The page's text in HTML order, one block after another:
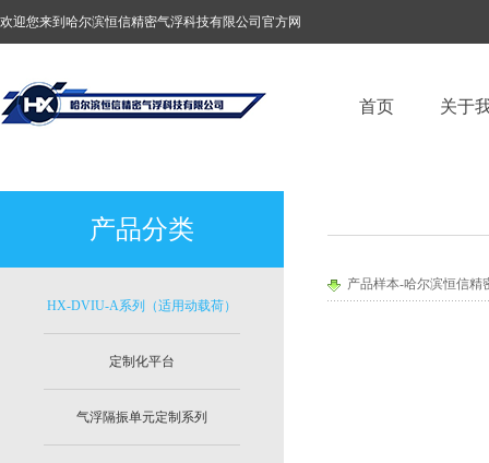
欢迎您来到哈尔滨恒信精密气浮科技有限公司官方网
首页 关于
产品分类
HX-DVIU-A系列（适用动载荷）
定制化平台
气浮隔振单元定制系列
产品样本-哈尔滨恒信精